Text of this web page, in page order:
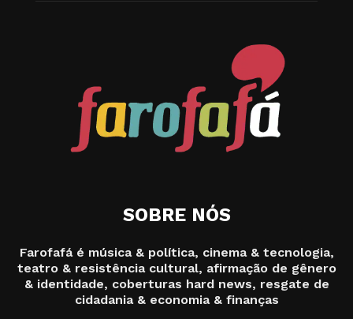
SOBRE NÓS
Farofafá é música & política, cinema & tecnologia,
teatro & resistência cultural, afirmação de gênero
& identidade, coberturas hard news, resgate de
cidadania & economia & finanças